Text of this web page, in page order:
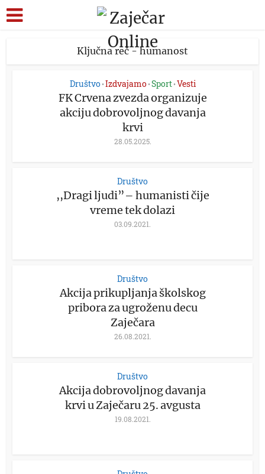
Ključna reč - humanost
Društvo •Izdvajamo •Sport •Vesti
FK Crvena zvezda organizuje
akciju dobrovoljnog davanja
krvi
28.05.2025.
Društvo
,,Dragi ljudi”– humanisti čije
vreme tek dolazi
03.09.2021.
Društvo
Akcija prikupljanja školskog
pribora za ugroženu decu
Zaječara
26.08.2021.
Društvo
Akcija dobrovoljnog davanja
krvi u Zaječaru 25. avgusta
19.08.2021.